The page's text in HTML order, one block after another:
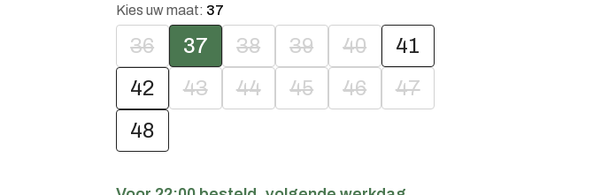
Kies uw maat: 37
36 37 38 39 40
41
42
43 44 45 46
47
48